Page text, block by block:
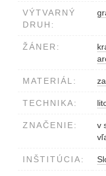
VÝTVARNÝ
DRUH:
ŽÁNER:
MATERIÁL:
TECHNIKA:
ZNAČENIE:
v
INŠTITÚCIA: